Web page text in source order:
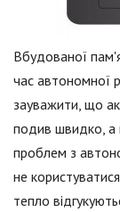
Вбудованої
час автономної
зауважити, що
подив швидко, а
проблем з
не
тепло